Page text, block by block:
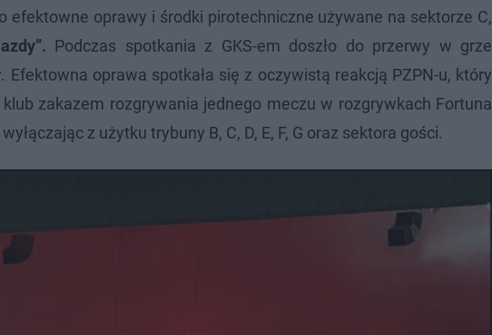
efektowne oprawy i środki pirotechniczne używane na sektorze C,
Podczas spotkania z GKS-em doszło do przerwy w grze
Efektowna oprawa spotkała się z oczywistą reakcją PZPN-u, który
zakazem rozgrywania jednego meczu w rozgrywkach Fortuna
z użytku trybuny B, C, D, E, F, G oraz sektora gości.